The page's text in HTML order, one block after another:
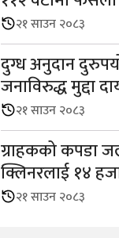
२१ साउन २०८३
दुग्ध अनुदान
जनाविरुद्ध मुद्दा
२१ साउन २०८३
ग्राहकको कपडा
क्लिनरलाई १४
२१ साउन २०८३